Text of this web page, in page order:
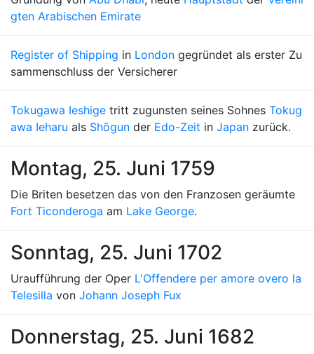
gten Arabischen Emirate
Register of Shipping in London gegründet als erster Zu
sammenschluss der Versicherer
Tokugawa Ieshige tritt zugunsten seines Sohnes Tokug
awa Ieharu als Shōgun der Edo-Zeit in Japan zurück.
Montag, 25. Juni 1759
Die Briten besetzen das von den Franzosen geräumte
Fort Ticonderoga am Lake George.
Sonntag, 25. Juni 1702
Uraufführung der Oper L'Offendere per amore overo la
Telesilla von Johann Joseph Fux
Donnerstag, 25. Juni 1682